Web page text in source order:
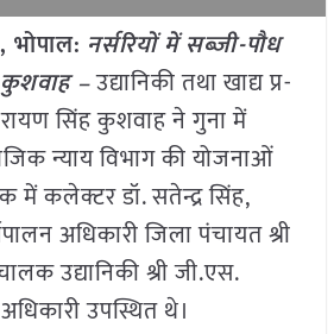
भोपाल: नर्सरियों में सब्जी-पौध
कुशवाह –उद्यानिकी तथा खाद्य प्र-
सिंह कुशवाह ने गुना में
न्याय विभाग की योजनाओं
में कलेक्टर डॉ. सतेन्द्र सिंह,
अधिकारी जिला पंचायत श्री
उद्यानिकी श्री जी.एस.
उपस्थित थे।